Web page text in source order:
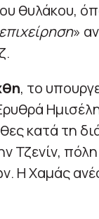
θυλάκου,
»
, το
κατά τη
Τζενίν,
Η Χαμάς